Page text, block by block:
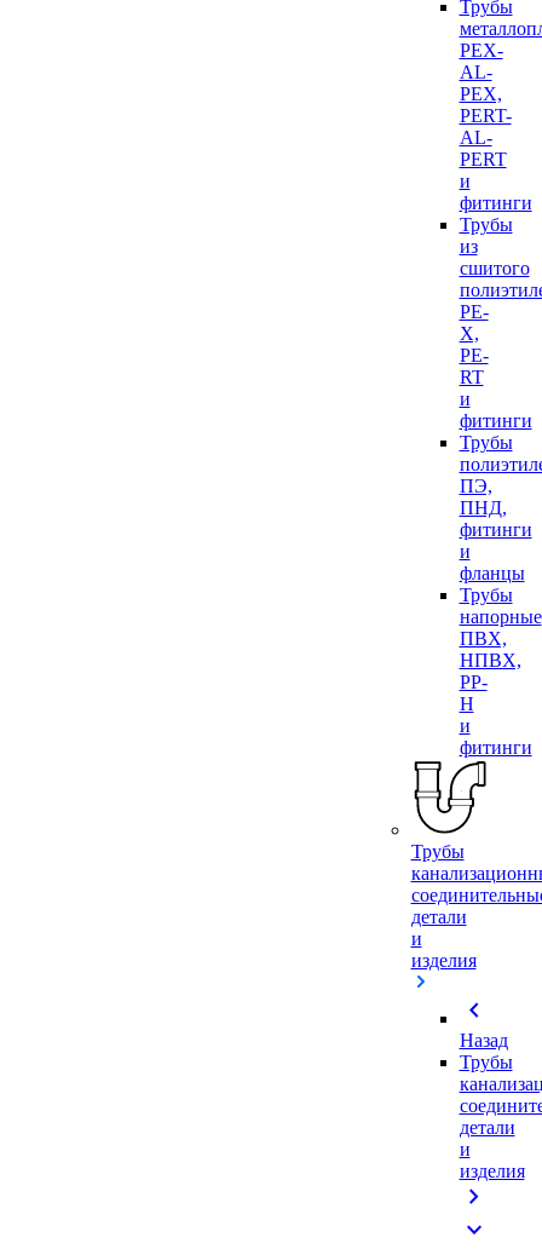
Трубы
PEX-
AL-
PEX,
PERT-
AL-
PERT
и
фитинги
Трубы
из
сшитого
PE-
X,
PE-
RT
и
фитинги
Трубы
ПЭ,
ПНД,
фитинги
и
фланцы
Трубы
напорные
ПВХ,
НПВХ,
PP-
H
и
фитинги
Трубы
детали
и
изделия
chevron_left
Назад
Трубы
детали
и
изделия
chevron_right
expand_more